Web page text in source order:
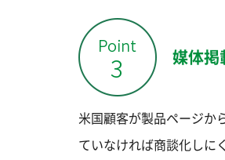
媒体掲
米国顧客が製品ページか
ていなければ商談化しに